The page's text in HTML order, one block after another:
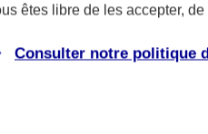
êtes libre de les accepter,
Consulter notre politique